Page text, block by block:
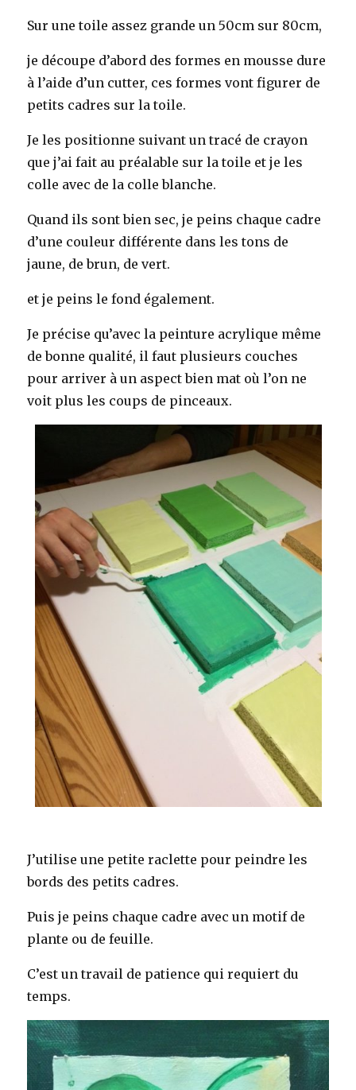
Sur une toile assez grande un 50cm sur 80cm,
je découpe d’abord des formes en mousse dure
à l’aide d’un cutter, ces formes vont figurer de
petits cadres sur la toile.
Je les positionne suivant un tracé de crayon
que j’ai fait au préalable sur la toile et je les
colle avec de la colle blanche.
Quand ils sont bien sec, je peins chaque cadre
d’une couleur différente dans les tons de
jaune, de brun, de vert.
et je peins le fond également.
Je précise qu’avec la peinture acrylique même
de bonne qualité, il faut plusieurs couches
pour arriver à un aspect bien mat où l’on ne
voit plus les coups de pinceaux.
J’utilise une petite raclette pour peindre les
bords des petits cadres.
Puis je peins chaque cadre avec un motif de
plante ou de feuille.
C’est un travail de patience qui requiert du
temps.